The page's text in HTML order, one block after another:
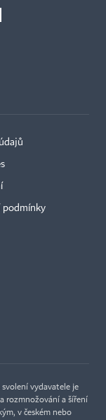
podmínky
vydavatele je
rozmnožování a šíření
v českém nebo